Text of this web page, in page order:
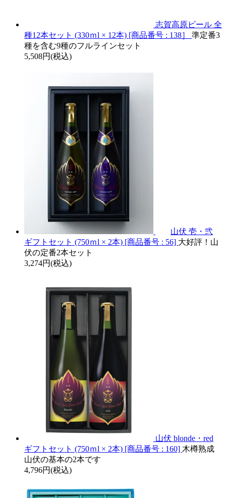
志賀高原ビール 全
種12本セット (330ｍl × 12本) [商品番号 : 138］ 準定番3
種を含む9種のフルラインセット
5,508円(税込)
山伏 壱・弐
ギフトセット (750ｍl × 2本) [商品番号 : 56] 大好評！山
伏の定番2本セット
3,274円(税込)
山伏 blonde・red
ギフトセット (750ｍl × 2本) [商品番号 : 160] 木樽熟成
山伏の基本の2本です
4,796円(税込)